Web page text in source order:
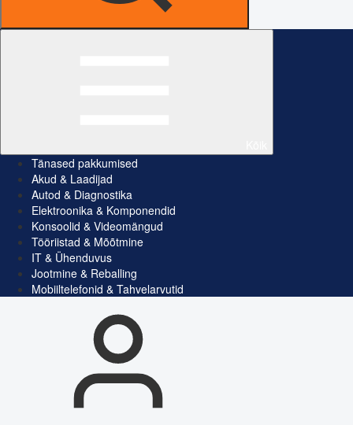
Tänased pakkumised
Akud & Laadijad
Autod & Diagnostika
Elektroonika & Komponendid
Konsoolid & Videomängud
Tööriistad & Mõõtmine
IT & Ühenduvus
Jootmine & Reballing
Mobiiltelefonid & Tahvelarvutid